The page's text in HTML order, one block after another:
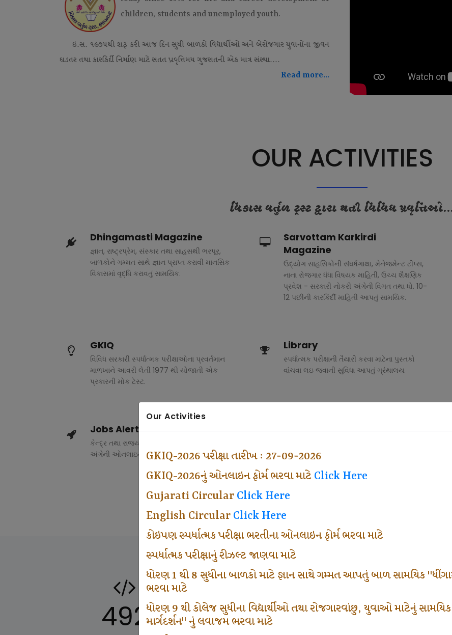
Our Activities
GKIQ-2026 પરીક્ષા તારીખ : 27-09-2026
GKIQ-2026નું ઓનલાઇન ફોર્મ ભરવા માટે Click Here
Gujarati Circular Click Here
English Circular Click Here
કોઇપણ સ્પર્ધાત્મક પરીક્ષા ભરતીના ઓનલાઇન ફોર્મ ભરવા માટે
સ્પર્ધાત્મક પરીક્ષાનું રીઝલ્ટ જાણવા માટે
ધોરણ 1 થી 8 સુધીના બાળકો માટે જ્ઞાન સાથે ગમ્મત આપતું બાળ સામયિક
ભરવા માટે
ધોરણ 9 થી કોલેજ સુધીના વિદ્યાર્થીઓ તથા રોજગારવાંછુ, યુવાઓ માટેનું સામયિક
માર્ગદર્શન" નું લવાજમ ભરવા માટે
children, students and unemployed youth.
ઇ.સ. ૧૯૭૫થી શરૂ કરી આજ દિન સુધી બાળકો વિદ્યાર્થીઓ અને બેરોજગાર યુવાનોના જીવન
ઘડતર તથા કારકિર્દી નિર્માણ માટે સતત પ્રવૃત્તિમય ગુજરાતની એક માત્ર સંસ્થા....
Read more...
OUR ACTIVITIES
વિકાસ વર્તુળ ટ્રસ્ટ દ્વારા થતી વિવિધ
Dhingamasti Magazine
જ્ઞાન, રાષ્ટ્રપ્રેમ, સંસ્કાર તથા સાહસથી ભરપૂર,
બાળકોને ગમ્મત સાથે જ્ઞાન પ્રાપ્ત કરાવી માનસિક
વિકાસમાં વૃદ્ધિ કરાવતું સામયિક.
Sarvottam Karkirdi
Magazine
ઉદ્યોગ સાહસિકોની સંઘર્ષગાથા, મેનેજમેન્ટ ટીપ્સ,
નાના રોજગાર ધંધા વિષયક માહિતી, ઉચ્ચ શૈક્ષણિક
પ્રવેશ - સરકારી નોકરી અંગેની વિગત તથા ધો. 10-
12 પછીની કારકિર્દી માહિતી આપતું સામયિક.
GKIQ
વિવિધ સરકારી સ્પર્ધાત્મક પરીક્ષાઓના પ્રવર્તમાન
માળખાને આવરી લેતી 1977 થી યોજાતી એક
પ્રકારની મોક ટેસ્ટ.
Library
સ્પર્ધાત્મક પરીક્ષાની તૈયારી કરવા માટેના પુસ્તકો
વાંચવા લઇ જવાની સુવિધા આપતું ગ્રંથાલય.
Jobs Alert
કેન્દ્ર તથા રાજ્ય સરકારના વિવિધ વિભાગોમાં ભરતી
અંગેની ઓનલાઇન માહિતી.
Competitive Exam Class
હેતુ ફક્ત વ્યવસ્થા ખર્ચ લઇ ચલાવતા વર્ગ.
492 665 1000